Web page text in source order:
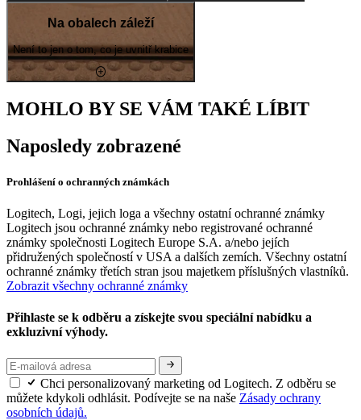
Na obalech záleží
Není to jen o tom, co je uvnitř krabice
MOHLO BY SE VÁM TAKÉ LÍBIT
Naposledy zobrazené
Prohlášení o ochranných známkách
Logitech, Logi, jejich loga a všechny ostatní ochranné známky
Logitech jsou ochranné známky nebo registrované ochranné
známky společnosti Logitech Europe S.A. a/nebo jejích
přidružených společností v USA a dalších zemích. Všechny ostatní
ochranné známky třetích stran jsou majetkem příslušných vlastníků.
Zobrazit všechny ochranné známky
Přihlaste se k odběru a získejte svou speciální nabídku a
exkluzivní výhody.
Chci personalizovaný marketing od Logitech. Z odběru se
můžete kdykoli odhlásit. Podívejte se na naše Zásady ochrany
osobních údajů.